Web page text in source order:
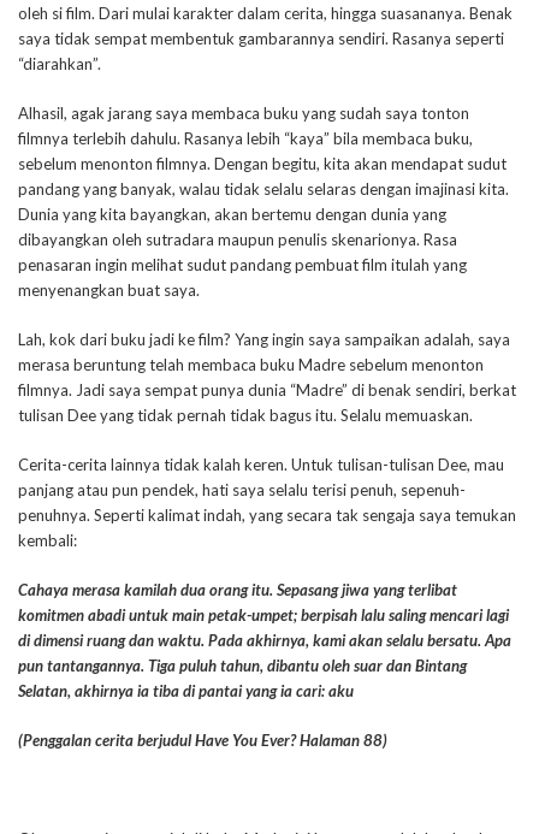
oleh si film. Dari mulai karakter dalam cerita, hingga suasananya. Benak
saya tidak sempat membentuk gambarannya sendiri. Rasanya seperti
“diarahkan”.
Alhasil, agak jarang saya membaca buku yang sudah saya tonton
filmnya terlebih dahulu. Rasanya lebih “kaya” bila membaca buku,
sebelum menonton filmnya. Dengan begitu, kita akan mendapat sudut
pandang yang banyak, walau tidak selalu selaras dengan imajinasi kita.
Dunia yang kita bayangkan, akan bertemu dengan dunia yang
dibayangkan oleh sutradara maupun penulis skenarionya. Rasa
penasaran ingin melihat sudut pandang pembuat film itulah yang
menyenangkan buat saya.
Lah, kok dari buku jadi ke film? Yang ingin saya sampaikan adalah, saya
merasa beruntung telah membaca buku Madre sebelum menonton
filmnya. Jadi saya sempat punya dunia “Madre” di benak sendiri, berkat
tulisan Dee yang tidak pernah tidak bagus itu. Selalu memuaskan.
Cerita-cerita lainnya tidak kalah keren. Untuk tulisan-tulisan Dee, mau
panjang atau pun pendek, hati saya selalu terisi penuh, sepenuh-
penuhnya. Seperti kalimat indah, yang secara tak sengaja saya temukan
kembali:
Cahaya merasa kamilah dua orang itu. Sepasang jiwa yang terlibat
komitmen abadi untuk main petak-umpet; berpisah lalu saling mencari lagi
di dimensi ruang dan waktu. Pada akhirnya, kami akan selalu bersatu. Apa
pun tantangannya. Tiga puluh tahun, dibantu oleh suar dan Bintang
Selatan, akhirnya ia tiba di pantai yang ia cari: aku
(Penggalan cerita berjudul Have You Ever? Halaman 88)